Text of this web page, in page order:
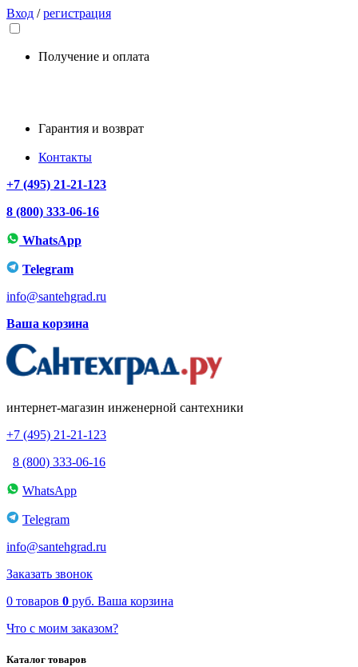
Вход /регистрация
Получение и оплата
Гарантия и возврат
Контакты
+7 (495) 21-21-123
8 (800) 333-06-16
WhatsApp
Telegram
info@santehgrad.ru
Ваша корзина
интернет-магазин инженерной сантехники
+7 (495) 21-21-123
8 (800) 333-06-16
WhatsApp
Telegram
info@santehgrad.ru
Заказать звонок
0 товаров 0 руб. Ваша корзина
Что с моим заказом?
Каталог товаров